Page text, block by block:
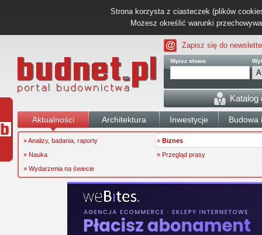
Strona korzysta z ciasteczek (plików
Możesz określić warunki
Zapisz się do
Wpisz słowo
Katalog
Aktualności Architektura Inwestycje Budowa
» Analizy, badania, raporty » Biznes
» Nauka
» Przegląd prasy
» Wydarzenia na świecie